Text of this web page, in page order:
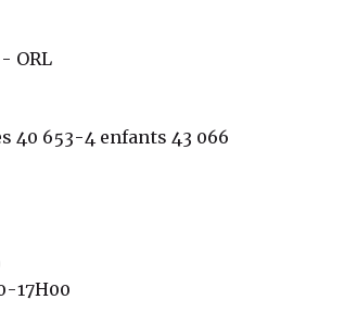
ORL
40 653-4 enfants 43 066
17H00